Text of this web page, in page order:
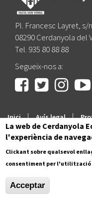
Pl. Francesc Layret, s/n
08290 Cerdanyola del
Tel. 935 80 88 88
Segueix-nos a:
Inici | Avís legal |
Accessibilitat
La web de Cerdanyola
l'experiència de
Clickant sobre qualsevol
consentiment per l'utilització
Acceptar